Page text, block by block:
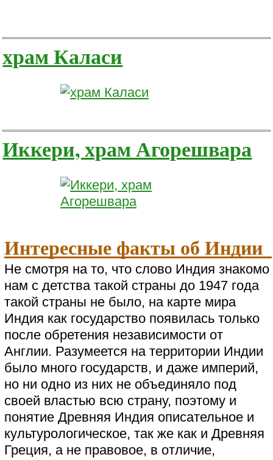
храм Каласи
Иккери, храм Агорешвара
Интересные факты об Индии
Не смотря на то, что слово Индия знакомо
нам с детства такой страны до 1947 года
такой страны не было, на карте мира
Индия как государство появилась только
после обретения независимости от
Англии. Разумеется на территории Индии
было много государств, и даже империй,
но ни одно из них не объединяло под
своей властью всю страну, поэтому и
понятие Древняя Индия описательное и
культурологическое, так же как и Древняя
Греция, а не правовое, в отличие,